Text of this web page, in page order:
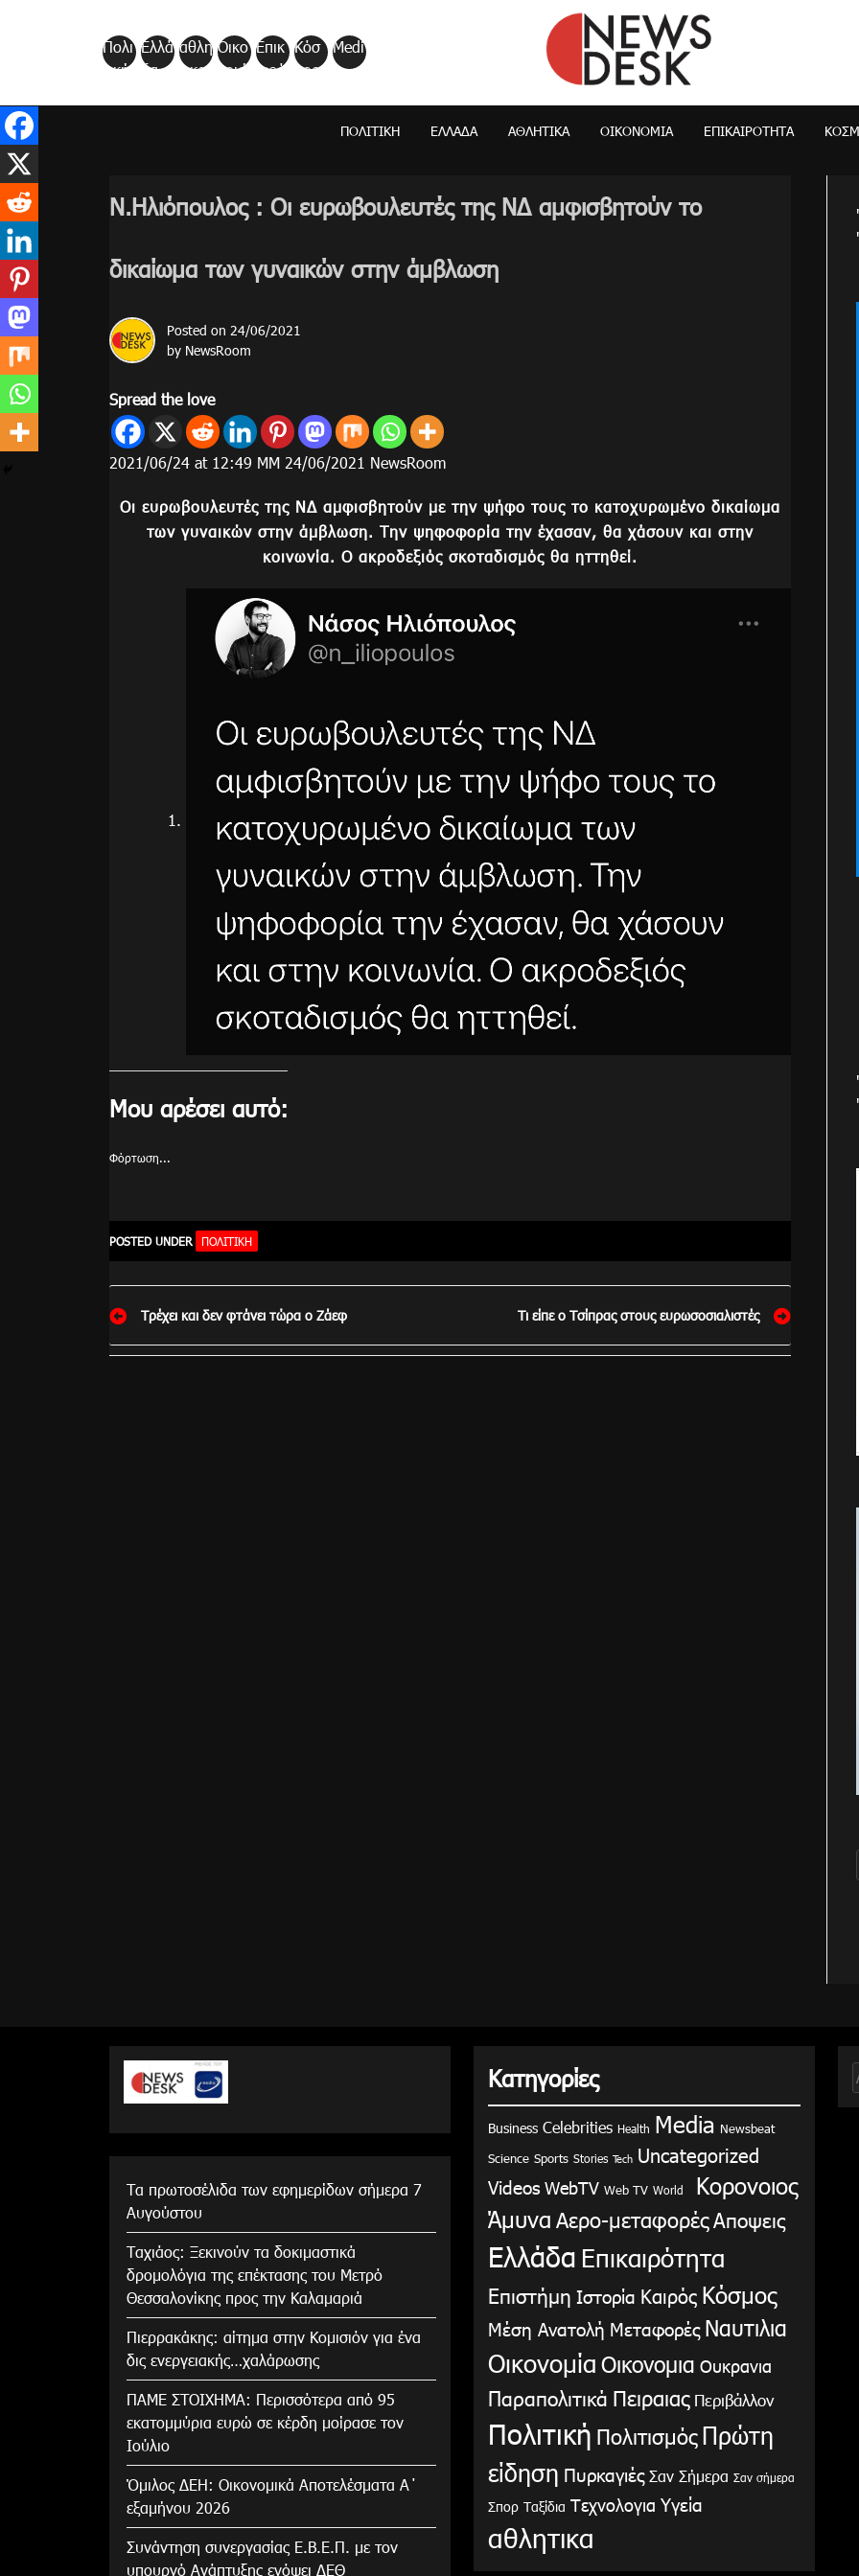
Πολι
τική
Ελλά
δα
αθλη
τικα
Οικο
νομί
Επικ
αιρό
Κόσ
μος
Medi
a
NewsDesk
ΠΟΛΙΤΙΚΉ ΕΛΛΆΔΑ ΑΘΛΗΤΙΚΑ ΟΙΚΟΝΟΜΊΑ ΕΠΙΚΑΙΡΌΤΗΤΑ
Ν.Ηλιόπουλος : Οι ευρωβουλευτές της ΝΔ αμφισβητούν το
δικαίωμα των γυναικών στην άμβλωση
Posted on 24/06/2021
by NewsRoom
Spread the love
2021/06/24 at 12:49 ΜΜ 24/06/2021 NewsRoom
Οι ευρωβουλευτές της ΝΔ αμφισβητούν με την ψήφο τους το κατοχυρωμένο δικαίωμα
των γυναικών στην άμβλωση. Την ψηφοφορία την έχασαν, θα χάσουν και στην
κοινωνία. Ο ακροδεξιός σκοταδισμός θα ηττηθεί.
Μου αρέσει αυτό:
Φόρτωση...
POSTED UNDER ΠΟΛΙΤΙΚΉ
Πλοήγηση
Τρέχει και δεν φτάνει τώρα ο Ζάεφ Τι είπε ο Τσίπρας στους ευρωσοσιαλιστές
Τα πρωτοσέλιδα των εφημερίδων σήμερα 7
Αυγούστου
Tαχιάος: Ξεκινούν τα δοκιμαστικά
δρομολόγια της επέκτασης του Μετρό
Θεσσαλονίκης προς την Καλαμαριά
Πιερρακάκης: αίτημα στην Κομισιόν για ένα
δις ενεργειακής…χαλάρωσης
ΠΑΜΕ ΣΤΟΙΧΗΜΑ: Περισσότερα από 95
εκατομμύρια ευρώ σε κέρδη μοίρασε τον
Ιούλιο
Όμιλος ΔΕΗ: Οικονομικά Αποτελέσματα Α΄
εξαμήνου 2026
Συνάντηση συνεργασίας Ε.Β.Ε.Π. με τον
υπουργό Ανάπτυξης ενόψει ΔΕΘ
Κατηγορίες
Business Celebrities Health Media Newsbeat
Science Sports Stories Tech Uncategorized
Videos WebTV Web TV World
Κορονοιος
Άμυνα Αερο-μεταφορέςΑποψεις
Ελλάδα Επικαιρότητα
Επιστήμη Ιστορία Καιρός Κόσμος
Μέση Ανατολή Μεταφορές Ναυτιλια
Οικονομία Οικονομια Ουκρανια
Παραπολιτικά Πειραιας Περιβάλλον
Πολιτική Πολιτισμός Πρώτη
είδηση Πυρκαγιές Σαν Σήμερα Σαν σήμερα
Σπορ Ταξίδια Τεχνολογια Υγεία
αθλητικα